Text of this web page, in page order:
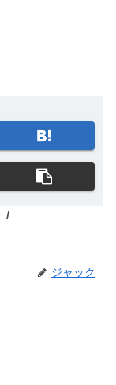
ジャック